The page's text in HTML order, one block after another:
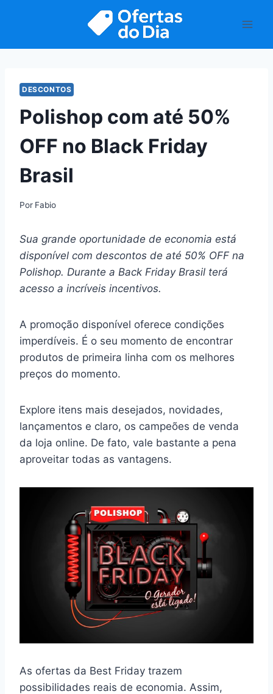
DESCONTOS
Polishop com até 50%
OFF no Black Friday
Brasil
Por Fabio
Sua grande oportunidade de economia está
disponível com descontos de até 50% OFF na
Polishop. Durante a Back Friday Brasil terá
acesso a incríveis incentivos.
A promoção disponível oferece condições
imperdíveis. É o seu momento de encontrar
produtos de primeira linha com os melhores
preços do momento.
Explore itens mais desejados, novidades,
lançamentos e claro, os campeões de venda
da loja online. De fato, vale bastante a pena
aproveitar todas as vantagens.
As ofertas da Best Friday trazem
possibilidades reais de economia. Assim,